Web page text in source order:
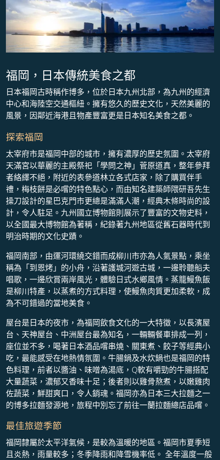
福岡，日本傳統美食之都
日本福岡古時稱作博多，位於日本九州北部，為九州的經濟
中心和海陸空交通樞紐。擁有悠久的歷史文化，天然美麗的
風景，因鄰近海港且物產豐富更是日本知名美食之都。
探索福岡
太宰府市是福岡中部的城市，擁有濃厚的歷史氛圍。太宰府
天滿宮以華麗的主殿祭祀「學問之神」菅原道真，整年參拜
者絡繹不絕，附近的表參道林立各式店家，除了購買伴手
禮，梅枝餅是必嚐的特色點心，而由知名建築師隈研吾先生
操刀設計的星巴克門市更總是滿滿人潮，經典木條時尚的設
計，令人駐足。九州國立博物館則展示了豐富的文物史料，
以全國最大博物館為著稱，紀錄著九州地區從舊石器時代到
明治時期的文化史蹟。
福岡南部，由運河環繞交錯而成柳川市亦為人氣景點，乘坐
稱為「到恩烤」的小舟，沿著護城河遊古城，一邊聆聽船夫
唱歌，一邊欣賞兩岸風光，體驗日式水鄉風情。蒸籠鰻魚飯
是柳川特產，以蒸煮的方式料理，使鰻魚肉質更加柔軟，成
為不可錯過的當地美食。
屋台是日本的夜市，為福岡飲食文化的一大特徵，以長濱屋
台、天神屋台、中洲屋台最為知名，一輛輛餐車排成一列，
座位並不多，喝著日本酒品嚐串燒、關東煮、餃子等經典小
吃，最能感受在地熱情氛圍。牛腸鍋及水炊鍋也是福岡的特
色料理，前者以醬油、味噌為湯底，Q軟有嚼勁的牛腸搭配
大量蔬菜，濃郁又香味十足；後者則以雞骨熬煮，以嫩雞肉
佐蔬菜，鮮甜爽口，令人銷魂。福岡亦為日本三大拉麵之一
的博多拉麵發源地，旅程中別忘了前往一蘭拉麵總店品嚐。
最佳旅遊季節
福岡隸屬於太平洋氣候，是較為溫暖的地區。福岡市夏季短
且炎熱，雨量較多；冬季降雨和降雪機率低。 全年溫度一般